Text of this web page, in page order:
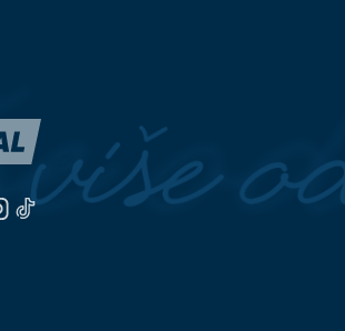
Mučite muku sa smradom: Evo kako
da se riješite neprijatnog mirisa iz
sudopere